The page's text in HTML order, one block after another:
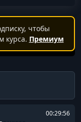
чтобы
курса. Премиум
00:29:56